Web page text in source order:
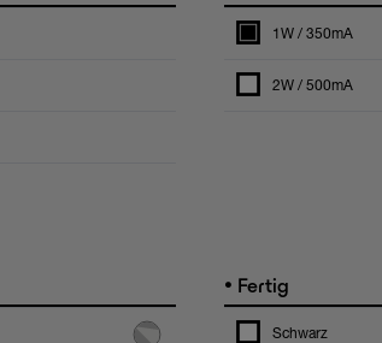
1W / 350mA
2W / 500mA
• Fertig
Schwarz